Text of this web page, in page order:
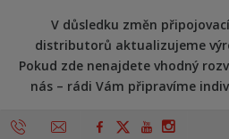
V důsledku změn
distributorů aktualizujeme
Pokud zde nenajdete vhodný
nás – rádi Vám připravíme